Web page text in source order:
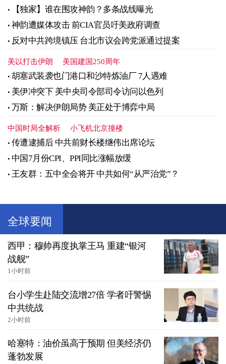
【独家】谁在围攻神韵？多条战线曝光
神韵遭媒体攻击 前CIA官员吁美政府调查
反对中共跨境镇压 台北市议会跨党派通过提案
美以打击伊朗 美国建国250周年
胡塞武装袭也门港口和沙特炼油厂 7人遇难
美伊冲突下 美中央司令部司令访问以色列
万斯：解决伊朗局势 美正处于博弈中局
中国时局全解析 小飞机北京撞楼
传遭逮捕后 中共前财长楼继伟出席论坛
中国7月份CPI、PPI同比涨幅放缓
王友群：五中全会将开 中共如何“从严治党”？
全球要闻
西甲：穆帅再度执掌王马 重建“银河
战舰”
1小时前
台小学生赴陆交流增27倍 学者吁警惕
中共统战
2小时前
哈塞特：油价虽高于预期 但美经济仍
蓬勃发展